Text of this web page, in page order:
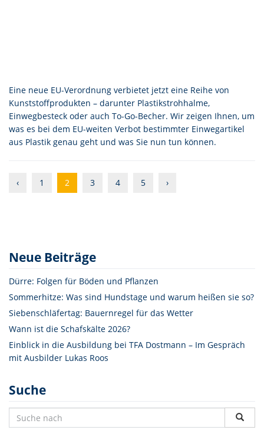
Eine neue EU-Verordnung verbietet jetzt eine Reihe von
Kunststoffprodukten – darunter Plastikstrohhalme,
Einwegbesteck oder auch To-Go-Becher. Wir zeigen Ihnen, um
was es bei dem EU-weiten Verbot bestimmter Einwegartikel
aus Plastik genau geht und was Sie nun tun können.
‹ 1 2 3 4 5 ›
Neue Beiträge
Dürre: Folgen für Böden und Pflanzen
Sommerhitze: Was sind Hundstage und warum heißen sie so?
Siebenschläfertag: Bauernregel für das Wetter
Wann ist die Schafskälte 2026?
Einblick in die Ausbildung bei TFA Dostmann – Im Gespräch
mit Ausbilder Lukas Roos
Suche